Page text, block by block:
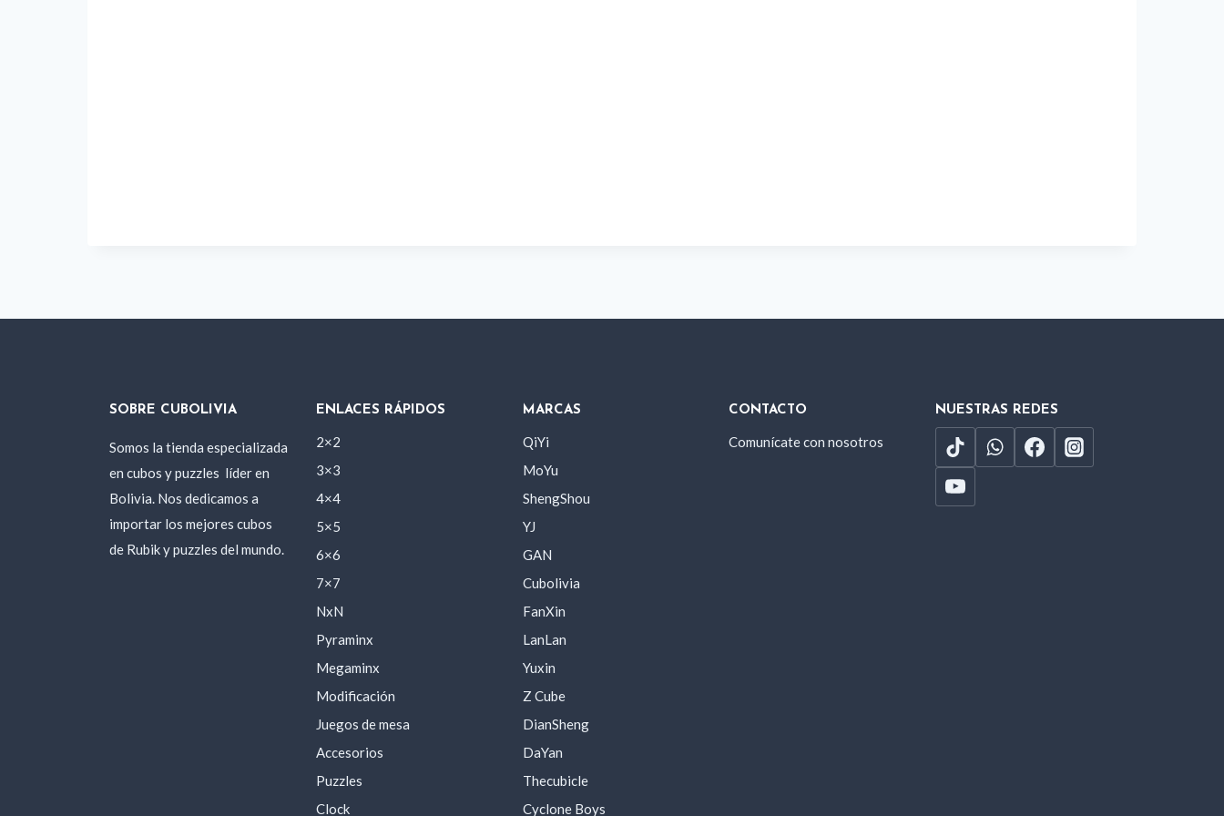
SOBRE CUBOLIVIA
Somos la tienda especializada
en cubos y puzzles líder en
Bolivia. Nos dedicamos a
importar los mejores cubos
de Rubik y puzzles del mundo.
ENLACES RÁPIDOS
2×2
3×3
4×4
5×5
6×6
7×7
NxN
Pyraminx
Megaminx
Modificación
Juegos de mesa
Accesorios
Puzzles
Clock
MARCAS
QiYi
MoYu
ShengShou
YJ
GAN
Cubolivia
FanXin
LanLan
Yuxin
Z Cube
DianSheng
DaYan
Thecubicle
Cyclone Boys
CONTACTO
Comunícate con nosotros
NUESTRAS REDES